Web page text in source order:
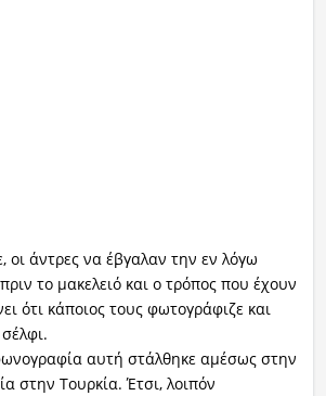
οι άντρες να έβγαλαν την εν λόγω
το μακελειό και ο τρόπος που έχουν
ότι κάποιος τους φωτογράφιζε και
αυτή στάλθηκε αμέσως στην
στην Τουρκία. Έτσι, λοιπόν